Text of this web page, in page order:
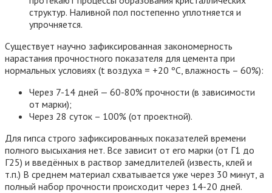
структур. Наливной пол постепенно уплотняется и
упрочняется.
Существует научно зафиксированная закономерность
нарастания прочностного показателя для цемента при
нормальных условиях (t воздуха = +20 ºС, влажность – 60%):
Через 7-14 дней — 60-80% прочности (в зависимости
от марки);
Через 28 суток – 100% (от проектной).
Для гипса строго зафиксированных показателей времени
полного высыхания нет. Все зависит от его марки (от Г1 до
Г25) и введённых в раствор замедлителей (известь, клей и
т.п.) В среднем материал схватывается уже через 30 минут, а
полный набор прочности происходит через 14-20 дней.